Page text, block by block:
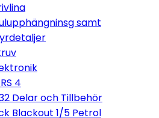
samt
4
Delar och Tillbehör
Blackout 1/5 Petrol